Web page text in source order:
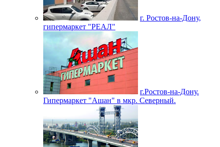
г. Ростов-на-Дону,
гипермаркет "РЕАЛ"
г.Ростов-на-Дону.
Гипермаркет "Ашан" в мкр. Северный.